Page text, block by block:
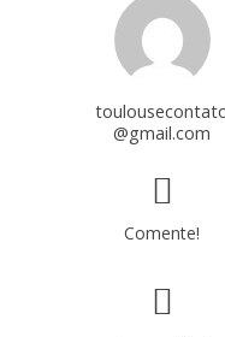
@gmail.com
Comente!